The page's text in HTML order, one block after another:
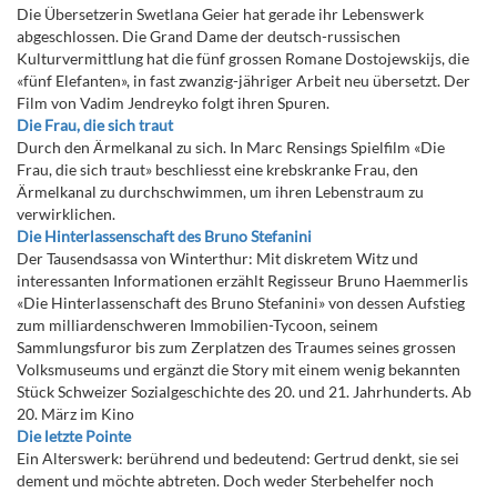
Die Übersetzerin Swetlana Geier hat gerade ihr Lebenswerk
abgeschlossen. Die Grand Dame der deutsch-russischen
Kulturvermittlung hat die fünf grossen Romane Dostojewskijs, die
«fünf Elefanten», in fast zwanzig-jähriger Arbeit neu übersetzt. Der
Film von Vadim Jendreyko folgt ihren Spuren.
Die Frau, die sich traut
Durch den Ärmelkanal zu sich. In Marc Rensings Spielfilm «Die
Frau, die sich traut» beschliesst eine krebskranke Frau, den
Ärmelkanal zu durchschwimmen, um ihren Lebenstraum zu
verwirklichen.
Die Hinterlassenschaft des Bruno Stefanini
Der Tausendsassa von Winterthur: Mit diskretem Witz und
interessanten Informationen erzählt Regisseur Bruno Haemmerlis
«Die Hinterlassenschaft des Bruno Stefanini» von dessen Aufstieg
zum milliardenschweren Immobilien-Tycoon, seinem
Sammlungsfuror bis zum Zerplatzen des Traumes seines grossen
Volksmuseums und ergänzt die Story mit einem wenig bekannten
Stück Schweizer Sozialgeschichte des 20. und 21. Jahrhunderts. Ab
20. März im Kino
Die letzte Pointe
Ein Alterswerk: berührend und bedeutend: Gertrud denkt, sie sei
dement und möchte abtreten. Doch weder Sterbehelfer noch